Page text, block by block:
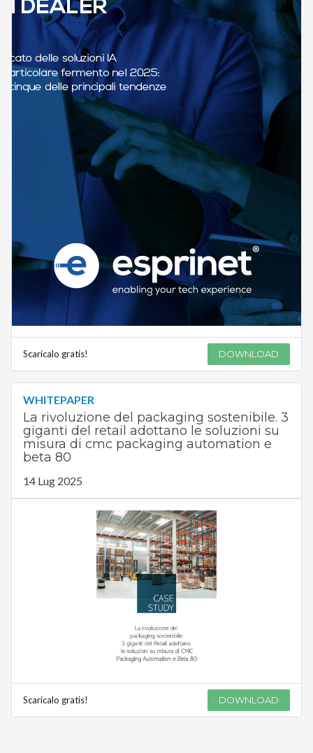
Scaricalo gratis! DOWNLOAD
WHITEPAPER
La rivoluzione del packaging sostenibile. 3
giganti del retail adottano le soluzioni su
misura di cmc packaging automation e
beta 80
14 Lug 2025
Scaricalo gratis! DOWNLOAD